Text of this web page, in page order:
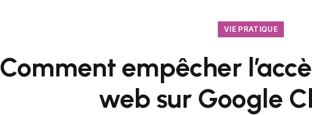
VIE PRATIQUE
Comment empêcher
web sur Google